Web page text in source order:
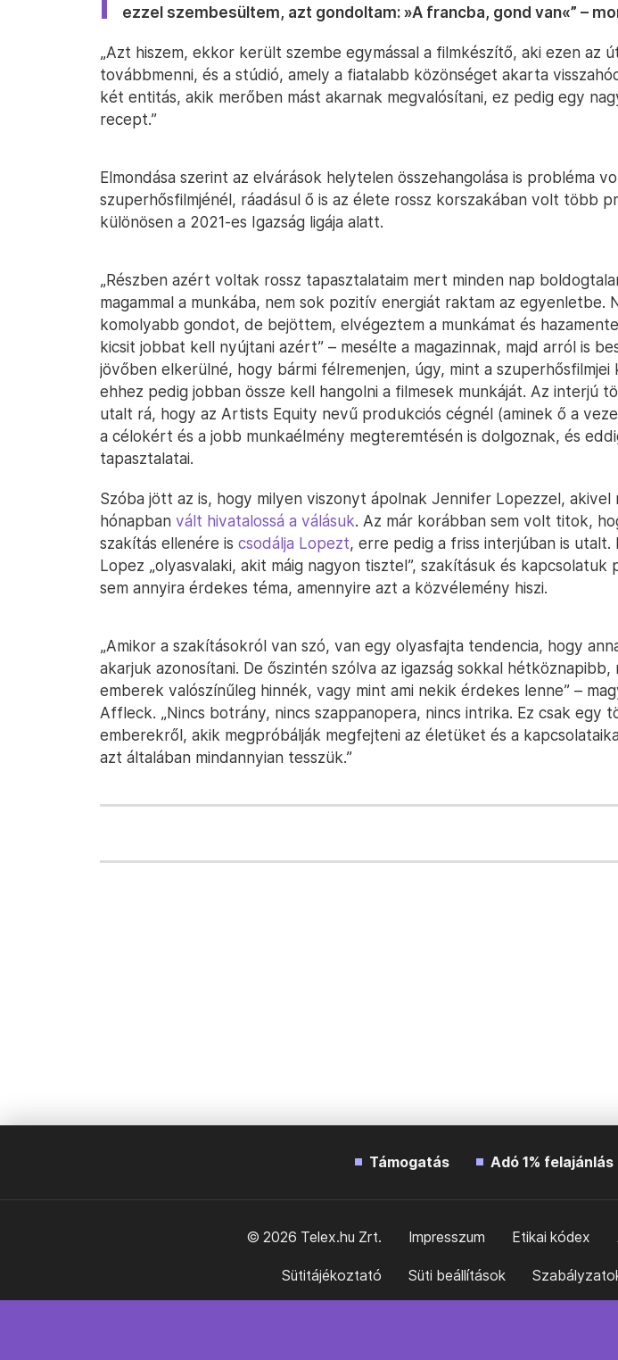
ezzel szembesültem, azt gondoltam: »A francba, gond van«” –
„Azt hiszem, ekkor került szembe egymással a filmkészítő, aki ezen az
továbbmenni, és a stúdió, amely a fiatalabb közönséget akarta
két entitás, akik merőben mást akarnak megvalósítani, ez pedig egy
recept.”
Elmondása szerint az elvárások helytelen összehangolása is probléma
szuperhősfilmjénél, ráadásul ő is az élete rossz korszakában volt több
különösen a 2021-es Igazság ligája alatt.
„Részben azért voltak rossz tapasztalataim mert minden nap
magammal a munkába, nem sok pozitív energiát raktam az egyenletbe.
komolyabb gondot, de bejöttem, elvégeztem a munkámat és
kicsit jobbat kell nyújtani azért” – mesélte a magazinnak, majd arról is
jövőben elkerülné, hogy bármi félremenjen, úgy, mint a szuperhősfilmjei
ehhez pedig jobban össze kell hangolni a filmesek munkáját. Az interjú
utalt rá, hogy az Artists Equity nevű produkciós cégnél (aminek ő a
a célokért és a jobb munkaélmény megteremtésén is dolgoznak, és
tapasztalatai.
Szóba jött az is, hogy milyen viszonyt ápolnak Jennifer Lopezzel, akivel
hónapban vált hivatalossá a válásuk. Az már korábban sem volt titok,
szakítás ellenére is csodálja Lopezt, erre pedig a friss interjúban is utalt.
Lopez „olyasvalaki, akit máig nagyon tisztel”, szakításuk és kapcsolatuk
sem annyira érdekes téma, amennyire azt a közvélemény hiszi.
„Amikor a szakításokról van szó, van egy olyasfajta tendencia, hogy
akarjuk azonosítani. De őszintén szólva az igazság sokkal hétköznapibb,
emberek valószínűleg hinnék, vagy mint ami nekik érdekes lenne” –
Affleck. „Nincs botrány, nincs szappanopera, nincs intrika. Ez csak egy
emberekről, akik megpróbálják megfejteni az életüket és a
azt általában mindannyian tesszük.”
Támogatás Adó 1% felajánlás
© 2026 Telex.hu Zrt. Impresszum Etikai kódex
Sütitájékoztató Süti beállítások